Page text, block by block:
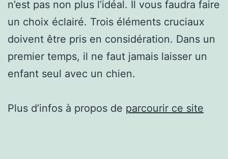
n’est pas non plus l’idéal. Il vous faudra faire
un choix éclairé. Trois éléments cruciaux
doivent être pris en considération. Dans un
premier temps, il ne faut jamais laisser un
enfant seul avec un chien.
Plus d’infos à propos de parcourir ce site